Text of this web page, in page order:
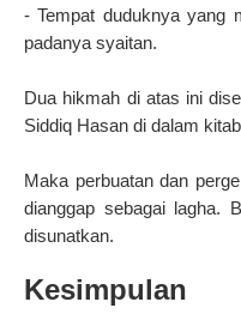
- Tempat duduknya yang
padanya syaitan.
Dua hikmah di atas ini
Siddiq Hasan di dalam
Maka perbuatan dan
dianggap sebagai lagha.
disunatkan.
Kesimpulan